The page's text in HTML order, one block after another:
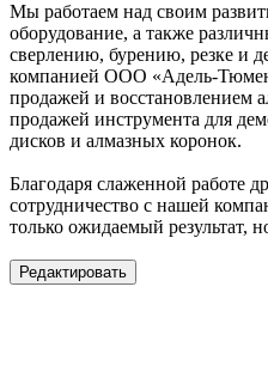
Мы работаем над своим
оборудование, а также
сверлению, бурению, резке и
компанией ООО «Адель-
продажей и восстановлением
продажей инструмента для
дисков и алмазных коронок.
Благодаря слаженной работе
сотрудничество с нашей
только ожидаемый результат,